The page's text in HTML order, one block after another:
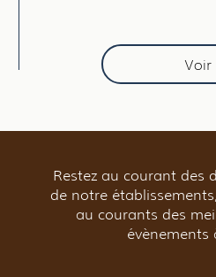
Voir
Restez au courant des
de notre
au courants des
évènements